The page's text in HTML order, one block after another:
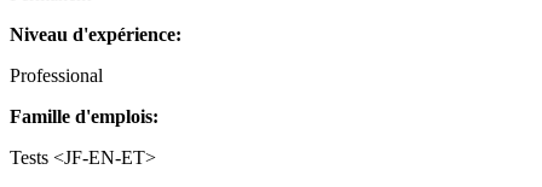
Niveau d'expérience:
Professional
Famille d'emplois:
Tests <JF-EN-ET>